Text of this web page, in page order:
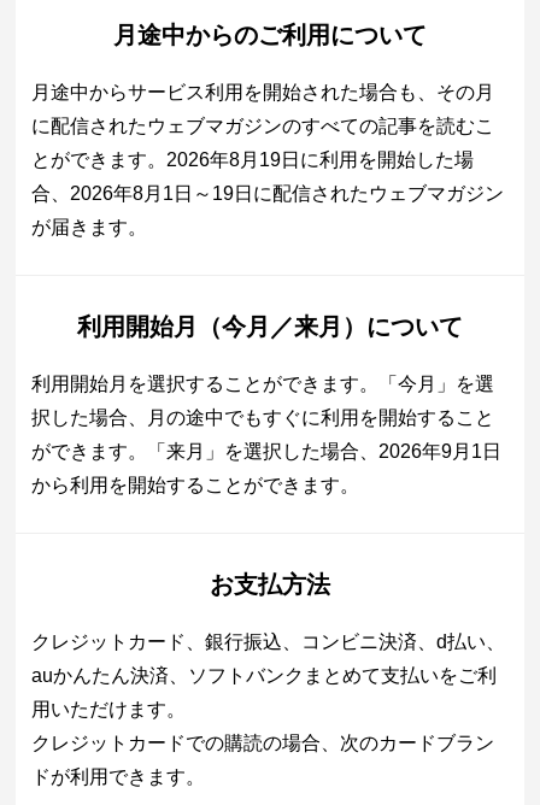
月途中からのご利用について
月途中からサービス利用を開始された場合も、その月
に配信されたウェブマガジンのすべての記事を読むこ
とができます。2026年8月19日に利用を開始した場
合、2026年8月1日～19日に配信されたウェブマガジン
が届きます。
利用開始月（今月／来月）について
利用開始月を選択することができます。「今月」を選
択した場合、月の途中でもすぐに利用を開始すること
ができます。「来月」を選択した場合、2026年9月1日
から利用を開始することができます。
お支払方法
クレジットカード、銀行振込、コンビニ決済、d払い、
auかんたん決済、ソフトバンクまとめて支払いをご利
用いただけます。
クレジットカードでの購読の場合、次のカードブラン
ドが利用できます。